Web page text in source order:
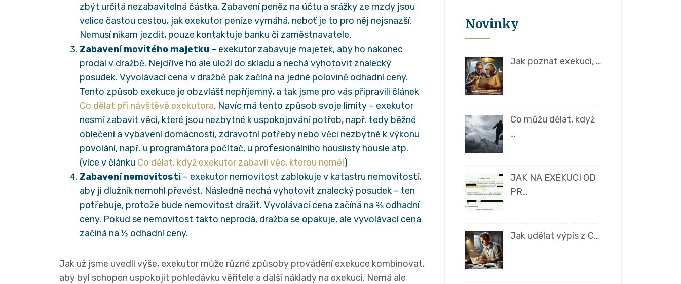
zbýt určitá nezabavitelná částka. Zabavení peněz na účtu a srážky ze mzdy jsou
velice častou cestou, jak exekutor peníze vymáhá, neboť je to pro něj nejsnazší.
Nemusí nikam jezdit, pouze kontaktuje banku či zaměstnavatele.
Zabavení movitého majetku – exekutor zabavuje majetek, aby ho nakonec
prodal v dražbě. Nejdříve ho ale uloží do skladu a nechá vyhotovit znalecký
posudek. Vyvolávací cena v dražbě pak začíná na jedné polovině odhadní ceny.
Tento způsob exekuce je obzvlášť nepříjemný, a tak jsme pro vás připravili článek
Co dělat při návštěvě exekutora. Navíc má tento způsob svoje limity – exekutor
nesmí zabavit věci, které jsou nezbytné k uspokojování potřeb, např. tedy běžné
oblečení a vybavení domácnosti, zdravotní potřeby nebo věci nezbytné k výkonu
povolání, např. u programátora počítač, u profesionálního houslisty housle atp.
(více v článku Co dělat, když exekutor zabavil věc, kterou neměl)
Zabavení nemovitosti – exekutor nemovitost zablokuje v katastru nemovitostí,
aby ji dlužník nemohl převést. Následně nechá vyhotovit znalecký posudek – ten
potřebuje, protože bude nemovitost dražit. Vyvolávací cena začíná na ⅔ odhadní
ceny. Pokud se nemovitost takto neprodá, dražba se opakuje, ale vyvolávací cena
začíná na ½ odhadní ceny.
Jak už jsme uvedli výše, exekutor může různé způsoby provádění exekuce kombinovat,
aby byl schopen uspokojit pohledávku věřitele a další náklady na exekuci. Nemá ale
Novinky
Jak poznat exekuci, …
Co můžu dělat, když
…
JAK NA EXEKUCI OD
PR…
Jak udělat výpis z C…